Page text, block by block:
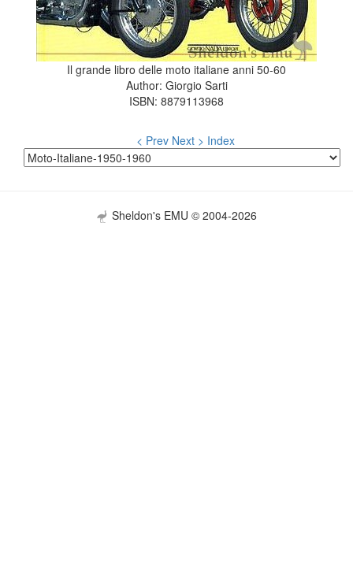
Il grande libro delle moto italiane anni 50-60
Author: Giorgio Sarti
ISBN: 8879113968
< Prev Next > Index
Sheldon's EMU © 2004-2026